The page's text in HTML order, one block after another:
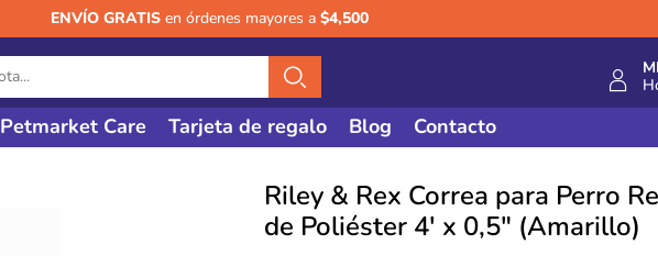
ENVÍO GRATISen órdenes mayores a $4,500
Petmarket Care Tarjeta de regalo Blog Contacto
Riley & Rex Correa para Perro
de Poliéster 4′ x 0,5″ (Amarillo)